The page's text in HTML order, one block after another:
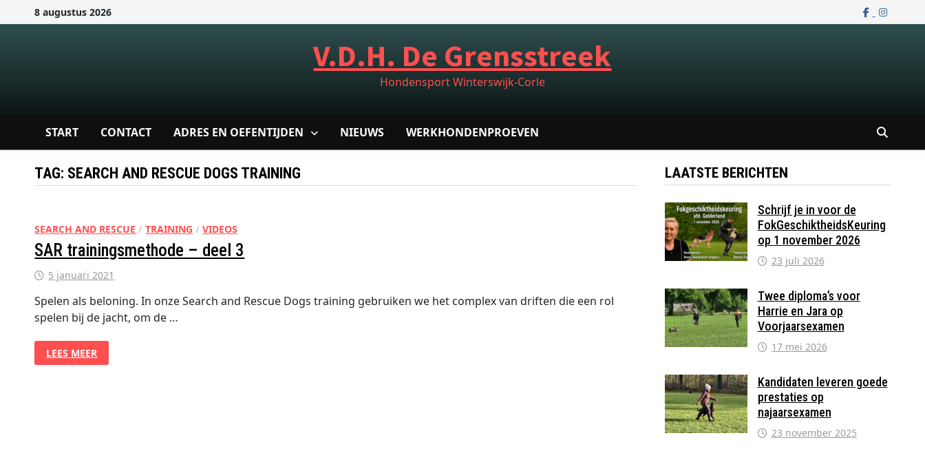
naar
8 augustus 2026
V.D.H. De Grensstreek
Hondensport Winterswijk-Corle
START CONTACT ADRES EN OEFENTIJDEN NIEUWS WERKHONDENPROEVEN
TAG: SEARCH AND RESCUE DOGS TRAINING
SEARCH AND RESCUE /TRAINING /VIDEOS
SAR trainingsmethode – deel 3
5 januari 2021
Spelen als beloning. In onze Search and Rescue Dogs training gebruiken we het complex van driften die een rol
spelen bij de jacht, om de …
SAR
TRAININGSMETHODE
–
LEES MEER
LAATSTE BERICHTEN
Schrijf je in voor de
FokGeschiktheidsKeuring
op 1 november 2026
23 juli 2026
Twee diploma’s voor
Harrie en Jara op
Voorjaarsexamen
17 mei 2026
Kandidaten leveren goede
prestaties op
najaarsexamen
23 november 2025